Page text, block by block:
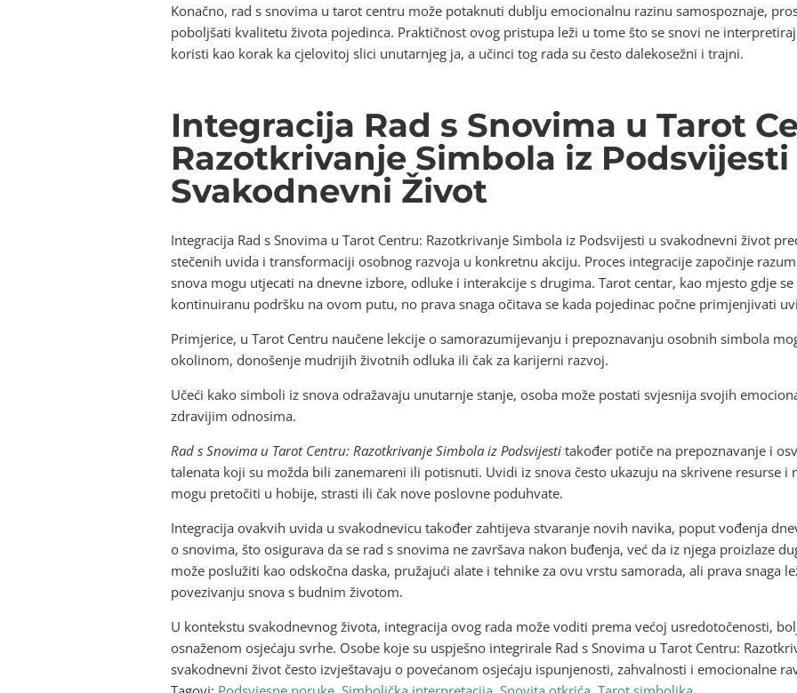
Konačno, rad s snovima u tarot centru može potaknuti dublju emocionalnu razinu samospoznaje,
poboljšati kvalitetu života pojedinca. Praktičnost ovog pristupa leži u tome što se snovi ne
koristi kao korak ka cjelovitoj slici unutarnjeg ja, a učinci tog rada su često dalekosežni i trajni.
Integracija Rad s Snovima u Tarot
Razotkrivanje Simbola iz Podsvijesti
Svakodnevni Život
Integracija Rad s Snovima u Tarot Centru: Razotkrivanje Simbola iz Podsvijesti u svakodnevni život
stečenih uvida i transformaciji osobnog razvoja u konkretnu akciju. Proces integracije započinje
snova mogu utjecati na dnevne izbore, odluke i interakcije s drugima. Tarot centar, kao mjesto gdje
kontinuiranu podršku na ovom putu, no prava snaga očitava se kada pojedinac počne primjenjivati
Primjerice, u Tarot Centru naučene lekcije o samorazumijevanju i prepoznavanju osobnih simbola
okolinom, donošenje mudrijih životnih odluka ili čak za karijerni razvoj.
Učeći kako simboli iz snova odražavaju unutarnje stanje, osoba može postati svjesnija svojih
zdravijim odnosima.
Rad s Snovima u Tarot Centru: Razotkrivanje Simbola iz Podsvijesti također potiče na prepoznavanje i
talenata koji su možda bili zanemareni ili potisnuti. Uvidi iz snova često ukazuju na skrivene resurse i
mogu pretočiti u hobije, strasti ili čak nove poslovne poduhvate.
Integracija ovakvih uvida u svakodnevicu također zahtijeva stvaranje novih navika, poput vođenja
o snovima, što osigurava da se rad s snovima ne završava nakon buđenja, već da iz njega proizlaze
može poslužiti kao odskočna daska, pružajući alate i tehnike za ovu vrstu samorada, ali prava snaga
povezivanju snova s budnim životom.
U kontekstu svakodnevnog života, integracija ovog rada može voditi prema većoj usredotočenosti,
osnaženom osjećaju svrhe. Osobe koje su uspješno integrirale Rad s Snovima u Tarot Centru:
svakodnevni život često izvještavaju o povećanom osjećaju ispunjenosti, zahvalnosti i emocionalne